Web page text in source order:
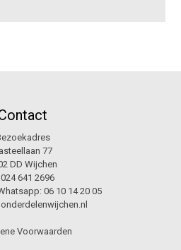
77
DD Wijchen
024 641 2696
06 10 14 20 05
Voorwaarden